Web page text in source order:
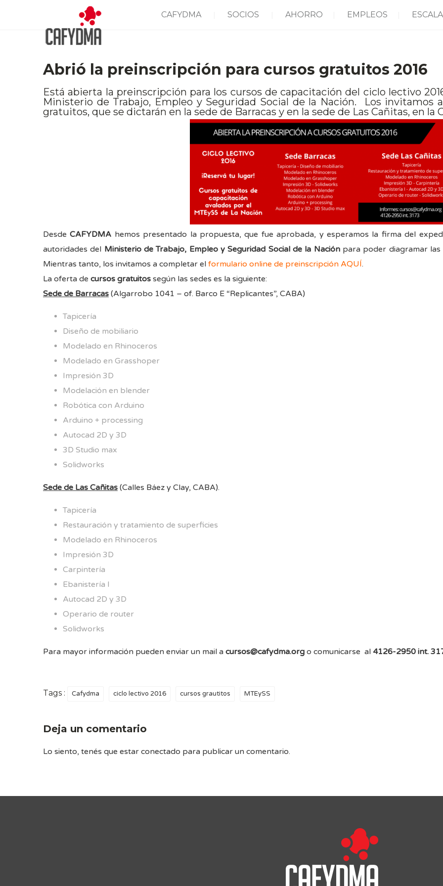
CAFYDMA SOCIOS AHORRO EMPLEOS
Abrió la preinscripción para cursos gratuitos 2016
Está abierta la preinscripción para los cursos de capacitación del ciclo lectivo
Ministerio de Trabajo, Empleo y Seguridad Social de la Nación. Los invitamos
gratuitos, que se dictarán en la sede de Barracas y en la sede de Las Cañitas, en la
DesdeCAFYDMA hemos presentado la propuesta, que fue aprobada, y esperamos la firma del
autoridades del Ministerio de Trabajo, Empleo y Seguridad Social de la Naciónpara poder diagramar las
Mientras tanto, los invitamos a completar el formulario online de preinscripción AQUÍ.
La oferta de cursos gratuitos según las sedes es la siguiente:
Sede de Barracas (Algarrobo 1041 – of. Barco E “Replicantes”, CABA)
Tapicería
Diseño de mobiliario
Modelado en Rhinoceros
Modelado en Grasshoper
Impresión 3D
Modelación en blender
Robótica con Arduino
Arduino + processing
Autocad 2D y 3D
3D Studio max
Solidworks
Sede de Las Cañitas (Calles Báez y Clay, CABA).
Tapicería
Restauración y tratamiento de superficies
Modelado en Rhinoceros
Impresión 3D
Carpintería
Ebanistería I
Autocad 2D y 3D
Operario de router
Solidworks
Para mayor información pueden enviar un mail a cursos@cafydma.org o comunicarse al 4126-2950 int.
Tags : Cafydma ciclo lectivo 2016 cursos grautitos MTEySS
Deja un comentario
Lo siento, tenés que estar conectado para publicar un comentario.